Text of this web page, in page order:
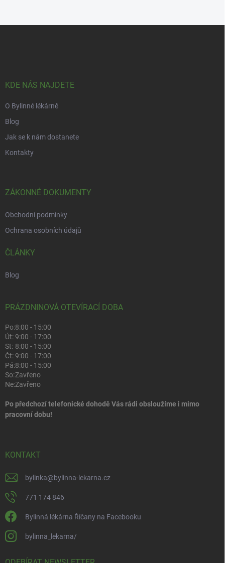
KDE NÁS NAJDETE
O Bylinné lékárně
Blog
Jak se k nám dostanete
Kontakty
ZÁKONNÉ DOKUMENTY
Obchodní podmínky
Ochrana osobních údajů
ČLÁNKY
Blog
PRÁZDNINOVÁ OTEVÍRACÍ DOBA
Po:8:00 - 15:00
Út:9:00 - 17:00
St: 8:00 - 15:00
Čt:9:00 - 17:00
Pá:8:00 - 15:00
So:Zavřeno
Ne:Zavřeno
Po předchozí telefonické dohodě Vás rádi obsloužíme i mimo
pracovní dobu!
KONTAKT
bylinka@bylinna-lekarna.cz
771 174 846
Bylinná lékárna Říčany na Facebooku
bylinna_lekarna/